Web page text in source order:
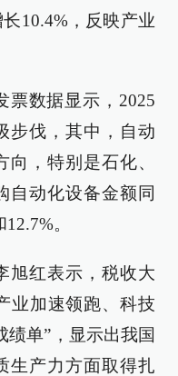
10.4%，反映产业
票数据显示，2025
步伐，其中，自动
，特别是石化、
自动化设备金额同
。
旭红表示，税收大
业加速领跑、科技
绩单”，显示出我国
生产力方面取得扎